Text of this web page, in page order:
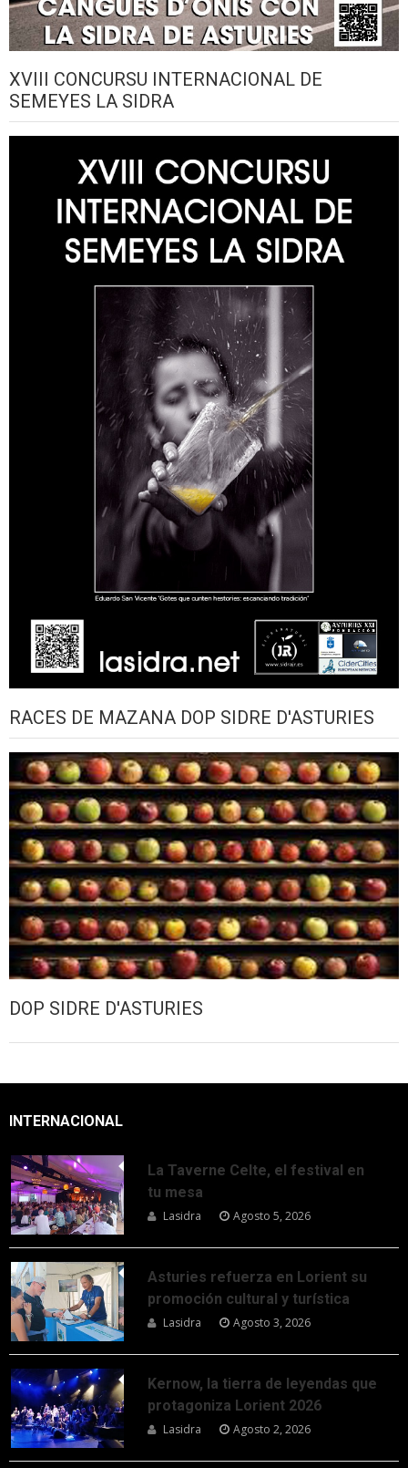
XVIII CONCURSU INTERNACIONAL DE
SEMEYES LA SIDRA
RACES DE MAZANA DOP SIDRE D'ASTURIES
DOP SIDRE D'ASTURIES
INTERNACIONAL
La Taverne Celte, el festival en
tu mesa
Lasidra Agosto 5, 2026
Asturies refuerza en Lorient su
promoción cultural y turística
Lasidra Agosto 3, 2026
Kernow, la tierra de leyendas que
protagoniza Lorient 2026
Lasidra Agosto 2, 2026